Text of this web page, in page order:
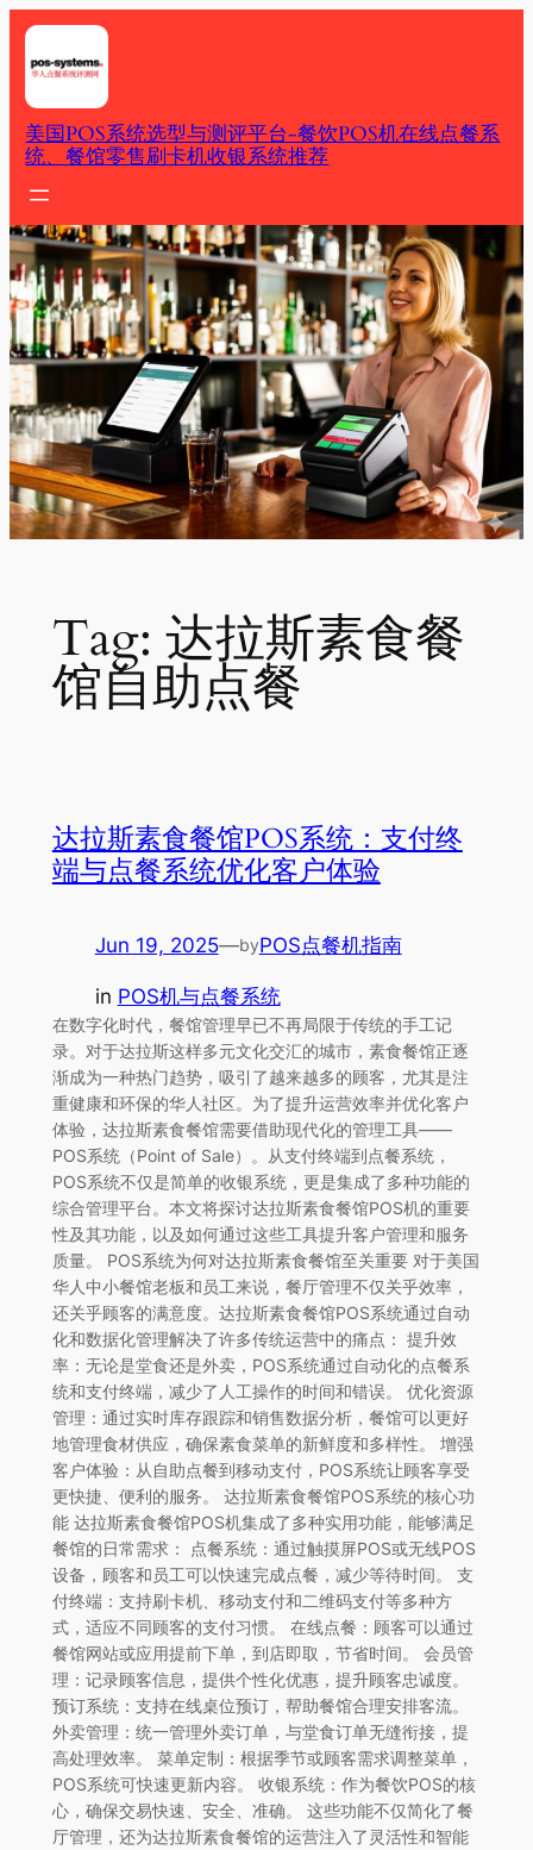
Skip
content
美国POS系统选型与测评平台-餐饮POS机在线点餐系
统、餐馆零售刷卡机收银系统推荐
Tag: 达拉斯素食餐
馆自助点餐
达拉斯素食餐馆POS系统：支付终
端与点餐系统优化客户体验
Jun 19, 2025—byPOS点餐机指南
in POS机与点餐系统
在数字化时代，餐馆管理早已不再局限于传统的手工记
录。对于达拉斯这样多元文化交汇的城市，素食餐馆正逐
渐成为一种热门趋势，吸引了越来越多的顾客，尤其是注
重健康和环保的华人社区。为了提升运营效率并优化客户
体验，达拉斯素食餐馆需要借助现代化的管理工具——
POS系统（Point of Sale）。从支付终端到点餐系统，
POS系统不仅是简单的收银系统，更是集成了多种功能的
综合管理平台。本文将探讨达拉斯素食餐馆POS机的重要
性及其功能，以及如何通过这些工具提升客户管理和服务
质量。 POS系统为何对达拉斯素食餐馆至关重要 对于美国
华人中小餐馆老板和员工来说，餐厅管理不仅关乎效率，
还关乎顾客的满意度。达拉斯素食餐馆POS系统通过自动
化和数据化管理解决了许多传统运营中的痛点： 提升效
率：无论是堂食还是外卖，POS系统通过自动化的点餐系
统和支付终端，减少了人工操作的时间和错误。 优化资源
管理：通过实时库存跟踪和销售数据分析，餐馆可以更好
地管理食材供应，确保素食菜单的新鲜度和多样性。 增强
客户体验：从自助点餐到移动支付，POS系统让顾客享受
更快捷、便利的服务。 达拉斯素食餐馆POS系统的核心功
能 达拉斯素食餐馆POS机集成了多种实用功能，能够满足
餐馆的日常需求： 点餐系统：通过触摸屏POS或无线POS
设备，顾客和员工可以快速完成点餐，减少等待时间。 支
付终端：支持刷卡机、移动支付和二维码支付等多种方
式，适应不同顾客的支付习惯。 在线点餐：顾客可以通过
餐馆网站或应用提前下单，到店即取，节省时间。 会员管
理：记录顾客信息，提供个性化优惠，提升顾客忠诚度。
预订系统：支持在线桌位预订，帮助餐馆合理安排客流。
外卖管理：统一管理外卖订单，与堂食订单无缝衔接，提
高处理效率。 菜单定制：根据季节或顾客需求调整菜单，
POS系统可快速更新内容。 收银系统：作为餐饮POS的核
心，确保交易快速、安全、准确。 这些功能不仅简化了餐
厅管理，还为达拉斯素食餐馆的运营注入了灵活性和智能